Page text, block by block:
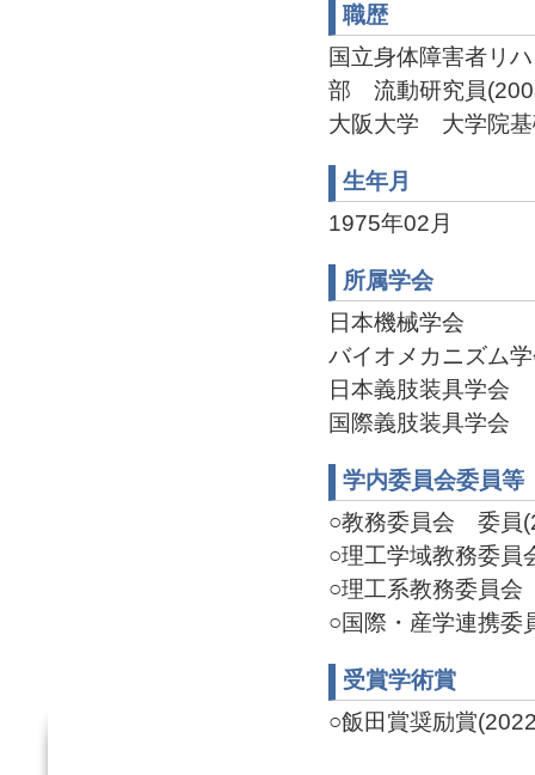
職歴
国立身体障害者リ
部 流動研究員
大阪大学 大学院
生年月
1975年02月
所属学会
日本機械学会
バイオメカニズム
日本義肢装具学会
国際義肢装具学会
学内委員会委員等
○教務委員会 委員
○理工学域教務委
○理工系教務委員
○国際・産学連携
受賞学術賞
○飯田賞奨励賞